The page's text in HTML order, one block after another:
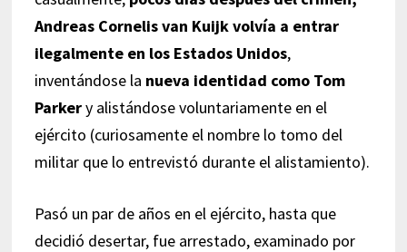
Andreas Cornelis van Kuijkvolvía a entrar
ilegalmente en los Estados Unidos,
inventándose la nueva identidad como Tom
Parkery alistándose voluntariamente en el
ejército (curiosamente el nombre lo tomo del
militar que lo entrevistó durante el alistamiento).
Pasó un par de años en el ejército, hasta que
decidió desertar, fue arrestado, examinado por